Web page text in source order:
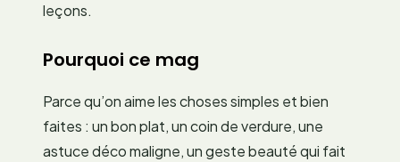
leçons.
Pourquoi ce mag
Parce qu’on aime les choses simples et bien
faites : un bon plat, un coin de verdure, une
astuce déco maligne, un geste beauté qui fait